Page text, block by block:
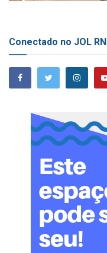
Conectado no JOL RN